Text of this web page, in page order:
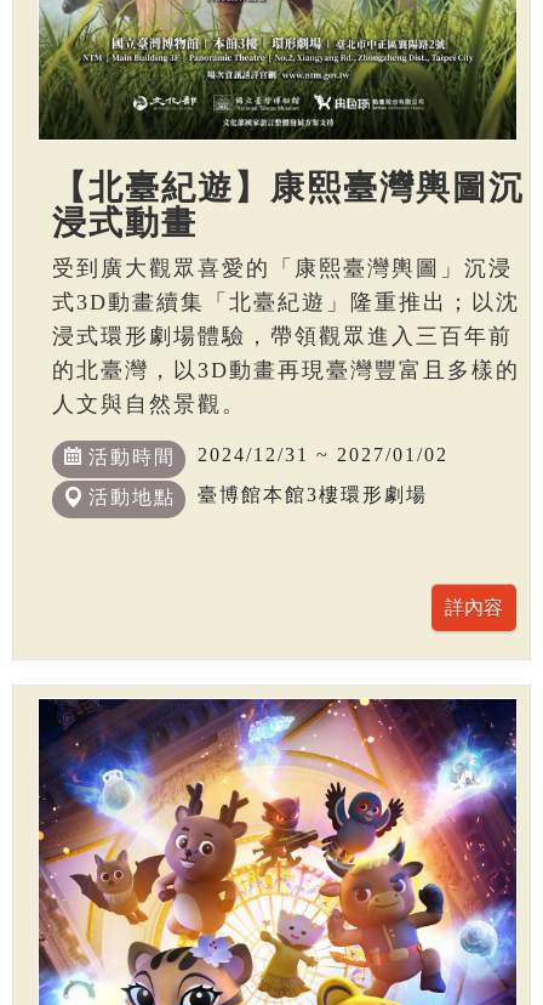
【北臺紀遊】康熙臺灣輿圖沉
浸式動畫
受到廣大觀眾喜愛的「康熙臺灣輿圖」沉浸
式3D動畫續集「北臺紀遊」隆重推出；以沈
浸式環形劇場體驗，帶領觀眾進入三百年前
的北臺灣，以3D動畫再現臺灣豐富且多樣的
人文與自然景觀。
活動時間 2024/12/31 ~ 2027/01/02
活動地點 臺博館本館3樓環形劇場